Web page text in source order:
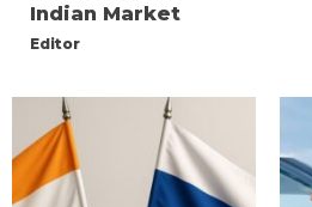
Indian Market
Editor